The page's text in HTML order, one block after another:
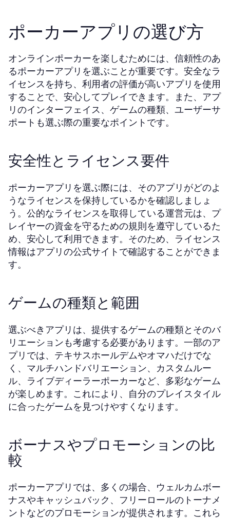
ポーカーアプリの選び方
オンラインポーカーを楽しむためには、信頼性のあ
るポーカーアプリを選ぶことが重要です。安全なラ
イセンスを持ち、利用者の評価が高いアプリを使用
することで、安心してプレイできます。また、アプ
リのインターフェイス、ゲームの種類、ユーザーサ
ポートも選ぶ際の重要なポイントです。
安全性とライセンス要件
ポーカーアプリを選ぶ際には、そのアプリがどのよ
うなライセンスを保持しているかを確認しましょ
う。公的なライセンスを取得している運営元は、プ
レイヤーの資金を守るための規則を遵守しているた
め、安心して利用できます。そのため、ライセンス
情報はアプリの公式サイトで確認することができま
す。
ゲームの種類と範囲
選ぶべきアプリは、提供するゲームの種類とそのバ
リエーションも考慮する必要があります。一部のア
プリでは、テキサスホールデムやオマハだけでな
く、マルチハンドバリエーション、カスタムルー
ル、ライブディーラーポーカーなど、多彩なゲーム
が楽しめます。これにより、自分のプレイスタイル
に合ったゲームを見つけやすくなります。
ボーナスやプロモーションの比
較
ポーカーアプリでは、多くの場合、ウェルカムボー
ナスやキャッシュバック、フリーロールのトーナメ
ントなどのプロモーションが提供されます。これら